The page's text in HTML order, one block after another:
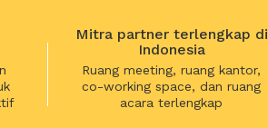
Mitra partner terlengkap di
Indonesia
Ruang meeting, ruang kantor,
co-working space, dan ruang
acara terlengkap